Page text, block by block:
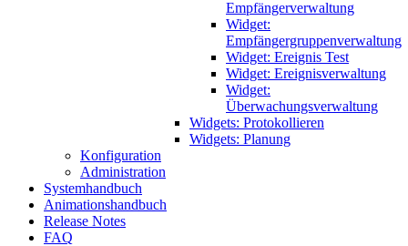
Empfängerverwaltung
Widget:
Empfängergruppenverwaltung
Widget: Ereignis Test
Widget: Ereignisverwaltung
Widget:
Überwachungsverwaltung
Widgets: Protokollieren
Widgets: Planung
Konfiguration
Administration
Systemhandbuch
Animationshandbuch
Release Notes
FAQ